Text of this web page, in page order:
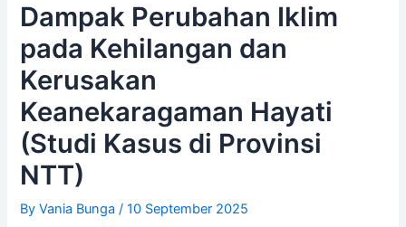
Dampak Perubahan Iklim
pada Kehilangan dan
Kerusakan
Keanekaragaman Hayati
(Studi Kasus di Provinsi
NTT)
ByVania Bunga/10 September 2025